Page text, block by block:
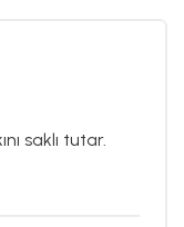
saklı tutar.